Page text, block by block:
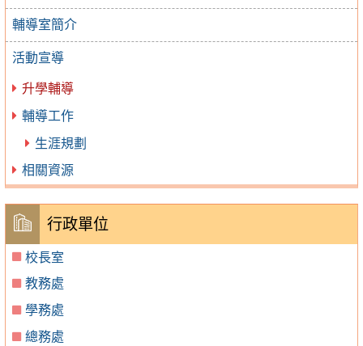
輔導室簡介
活動宣導
升學輔導
輔導工作
生涯規劃
相關資源
行政單位
校長室
教務處
學務處
總務處